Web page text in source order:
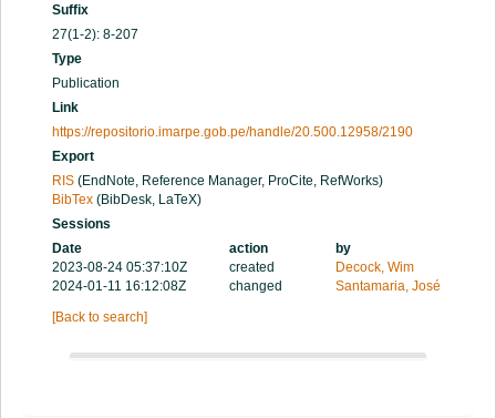
Suffix
27(1-2): 8-207
Type
Publication
Link
https://repositorio.imarpe.gob.pe/handle/20.500.12958/2190
Export
RIS (EndNote, Reference Manager, ProCite, RefWorks)
BibTex (BibDesk, LaTeX)
Sessions
Date
action
by
2023-08-24 05:37:10Z
created
Decock, Wim
2024-01-11 16:12:08Z
changed
Santamaria, José
[Back to search]